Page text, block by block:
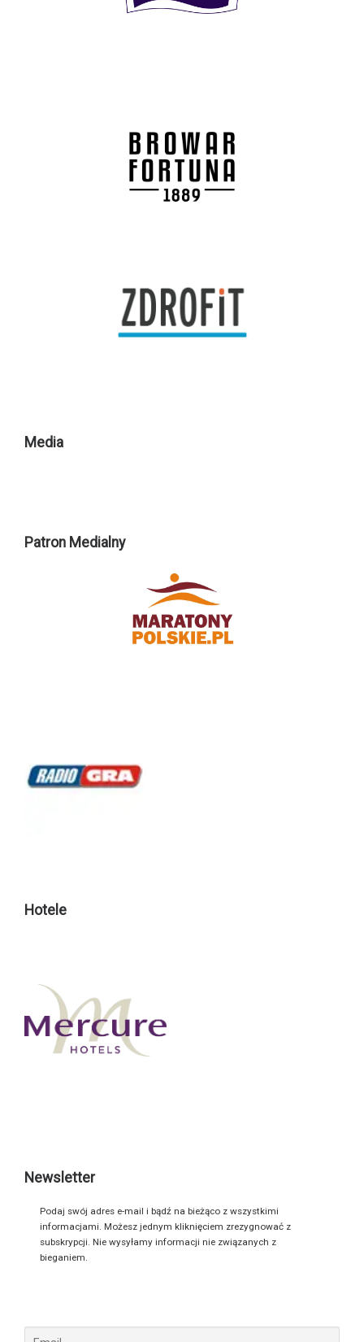
Media
Patron Medialny
Hotele
Newsletter
Podaj swój adres e-mail i bądź na bieżąco z wszystkimi
informacjami. Możesz jednym kliknięciem zrezygnować z
subskrypcji. Nie wysyłamy informacji nie związanych z
bieganiem.